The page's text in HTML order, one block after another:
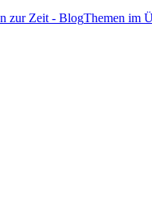
zur Zeit - BlogThemen im